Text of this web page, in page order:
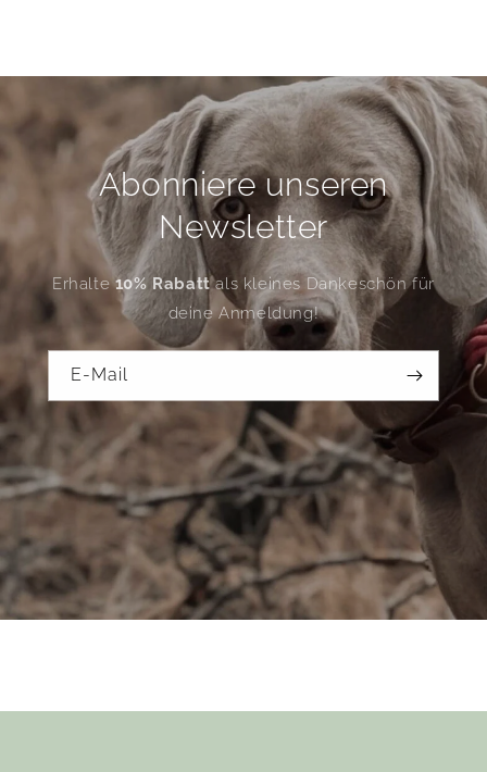
Abonniere unseren
Newsletter
Erhalte10% Rabattals kleines Dankeschön für
deine Anmeldung!
E-Mail